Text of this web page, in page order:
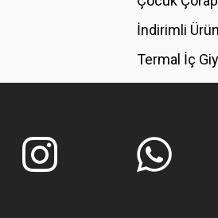
İndirimli
Termal İç